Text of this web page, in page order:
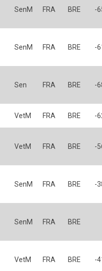
SenM FRA BRE -
SenM FRA BRE -
Sen FRA BRE -
VetM FRA BRE -
VetM FRA BRE -
SenM FRA BRE -
SenM FRA BRE
VetM FRA BRE -